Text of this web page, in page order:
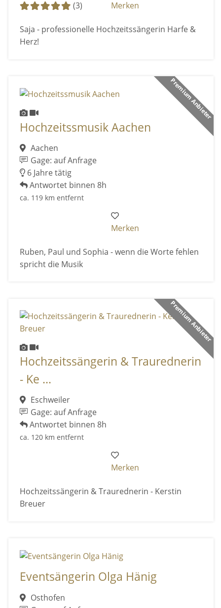
(3)
Merken
Saja - professionelle Hochzeitssängerin Harfe &
Herz!
Premium Anbieter
Hochzeitssmusik Aachen
Aachen
Gage: auf Anfrage
6 Jahre tätig
Antwortet binnen 8h
ca. 119 km entfernt
Merken
Ruben, Paul und Sophia - wenn die Worte fehlen
spricht die Musik
Premium Anbieter
Hochzeitssängerin & Traurednerin
- Ke ...
Eschweiler
Gage: auf Anfrage
Antwortet binnen 8h
ca. 120 km entfernt
Merken
Hochzeitssängerin & Traurednerin - Kerstin
Breuer
Eventsängerin Olga Hänig
Osthofen